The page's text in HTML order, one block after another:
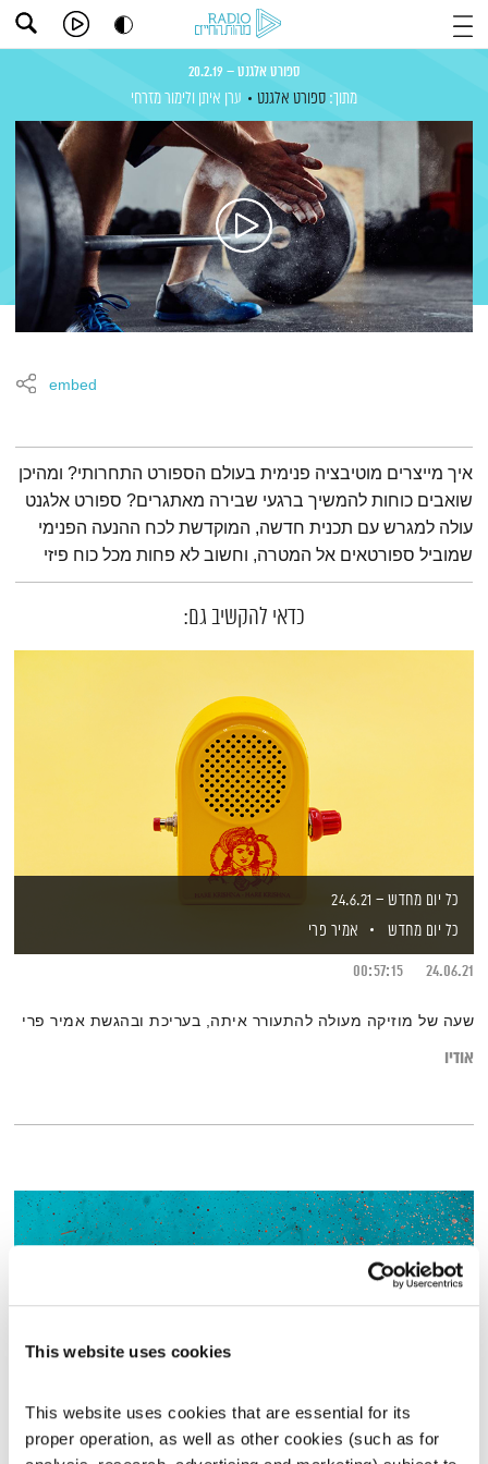
This website uses cookies
This website uses cookies that are essential for its
proper operation, as well as other cookies (such as for
ספורט אלגנט – 20.2.19
מתוך: ספורט אלגנט ערן איתן ולימור מזרחי
embed
תמצית הפודקאסט
איך מייצרים מוטיבציה פנימית בעולם הספורט התחרותי? ומהיכן
שואבים כוחות להמשיך ברגעי שבירה מאתגרים? ספורט אלגנט
עולה למגרש עם תכנית חדשה, המוקדשת לכח ההנעה הפנימי
שמוביל ספורטאים אל המטרה, וחשוב לא פחות מכל כוח פיזי
כדאי להקשיב גם:
כל יום מחדש – 24.6.21
כל יום מחדש
אמיר פרי
24.06.21
00:57:15
שעה של מוזיקה מעולה להתעורר איתה, בעריכת ובהגשת אמיר פרי
אודיו
עולם קטן – 1.1.20